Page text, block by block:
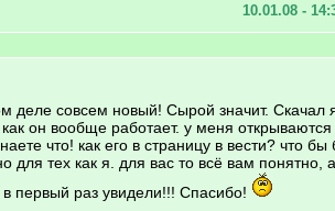
10.01.08 -
деле совсем новый! Сырой значит. Скачал
он вообще работает. у меня
что! как его в страницу в вести? что
для тех как я. для вас то всё вам понятно,
в первый раз увидели!!! Спасибо!